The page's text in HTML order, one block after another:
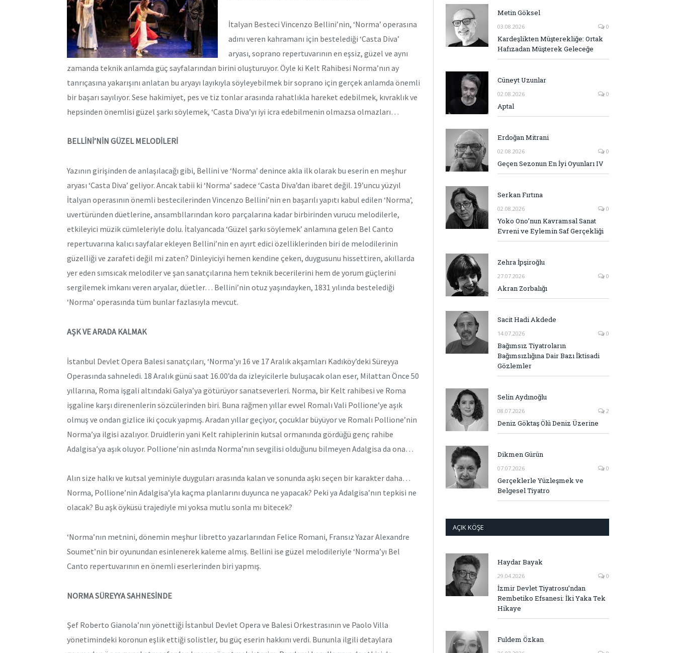
İtalyan Besteci Vincenzo Bellini’nin, ‘Norma’ operasına
adını veren kahramanı için bestelediği ‘Casta Diva’
aryası, soprano repertuvarının en eşsiz, güzel ve aynı
zamanda teknik anlamda güç sayfalarından birini oluşturuyor. Öyle ki Kelt Rahibesi Norma’nın ay
tanrıçasına yakarışını anlatan bu aryayı layıkıyla söyleyebilmek bir soprano için gerçek anlamda önemli
bir başarı sayılıyor. Sese hakimiyet, pes ve tiz tonlar arasında rahatlıkla hareket edebilmek, kıvraklık ve
hepsinden önemlisi güzel şarkı söylemek, ‘Casta Diva’yı iyi icra edebilmenin olmazsa olmazları…
BELLİNİ’NİN GÜZEL MELODİLERİ
Yazının girişinden de anlaşılacağı gibi, Bellini ve ‘Norma’ denince akla ilk olarak bu eserin en meşhur
aryası ‘Casta Diva’ geliyor. Ancak tabii ki ‘Norma’ sadece ‘Casta Diva’dan ibaret değil. 19’uncu yüzyıl
İtalyan operasının önemli bestecilerinden Vincenzo Bellini’nin en başarılı yapıtı kabul edilen ‘Norma’,
uvertüründen düetlerine, ansambllarından koro parçalarına kadar birbirinden vurucu melodilerle,
etkileyici müzik cümleleriyle dolu. İtalyancada ‘Güzel şarkı söylemek’ anlamına gelen Bel Canto
repertuvarına kalıcı sayfalar ekleyen Bellini’nin en ayırt edici özelliklerinden biri de melodilerinin
güzelliği ve zarafeti değil mi zaten? Dinleyiciyi hemen kendine çeken, duygusunu hissettiren, akıllarda
yer eden sımsıcak melodiler ve şan sanatçılarına hem teknik becerilerini hem de yorum güçlerini
sergilemek imkanı veren aryalar, düetler… Bellini’nin otuz yaşındayken, 1831 yılında bestelediği
‘Norma’ operasında tüm bunlar fazlasıyla mevcut.
AŞK VE ARADA KALMAK
İstanbul Devlet Opera Balesi sanatçıları, ‘Norma’yı 16 ve 17 Aralık akşamları Kadıköy’deki Süreyya
Operasında sahneledi. 18 Aralık günü saat 16.00’da da izleyicilerle buluşacak olan eser, Milattan Önce 50
yıllarına, Roma işgali altındaki Galya’ya götürüyor sanatseverleri. Norma, bir Kelt rahibesi ve Roma
işgaline karşı direnenlerin sözcülerinden biri. Buna rağmen yıllar evvel Romalı Vali Pollione’ye aşık
olmuş ve ondan gizlice iki çocuk yapmış. Aradan yıllar geçiyor, çocuklar büyüyor ve Romalı Pollione’nin
Norma’ya ilgisi azalıyor. Druidlerin yani Kelt rahiplerinin kutsal ormanında gördüğü genç rahibe
Adalgisa’ya aşık oluyor. Pollione’nin aslında Norma’nın sevgilisi olduğunu bilmeyen Adalgisa da ona…
Alın size halkı ve kutsal yeminiyle duyguları arasında kalan ve sonunda aşkı seçen bir karakter daha…
Norma, Pollione’nin Adalgisa’yla kaçma planlarını duyunca ne yapacak? Peki ya Adalgisa’nın tepkisi ne
olacak? Bu aşk öyküsü trajediyle mi yoksa mutlu sonla mı bitecek?
‘Norma’nın metnini, dönemin meşhur libretto yazarlarından Felice Romani, Fransız Yazar Alexandre
Soumet’nin bir oyunundan esinlenerek kaleme almış. Bellini ise güzel melodileriyle ‘Norma’yı Bel
Canto repertuvarının en önemli eserlerinden biri yapmış.
NORMA SÜREYYA SAHNESİNDE
Şef Roberto Gianola’nın yönettiği İstanbul Devlet Opera ve Balesi Orkestrasının ve Paolo Villa
yönetimindeki koronun eşlik ettiği solistler, bu güç eserin hakkını verdi. Bununla ilgili detaylara
Metin Göksel
03.08.2026 0
Kardeşlikten Müşterekliğe: Ortak
Hafızadan Müşterek Geleceğe
Cüneyt Uzunlar
02.08.2026 0
Aptal
Erdoğan Mitrani
02.08.2026 0
Geçen Sezonun En İyi Oyunları IV
Serkan Fırtına
02.08.2026 0
Yoko Ono’nun Kavramsal Sanat
Evreni ve Eylemin Saf Gerçekliği
Zehra İpşiroğlu
27.07.2026 0
Akran Zorbalığı
Sacit Hadi Akdede
14.07.2026 0
Bağımsız Tiyatroların
Bağımsızlığına Dair Bazı İktisadi
Gözlemler
Selin Aydınoğlu
08.07.2026 2
Deniz Göktaş Ölü Deniz Üzerine
Dikmen Gürün
07.07.2026 0
Gerçeklerle Yüzleşmek ve
Belgesel Tiyatro
AÇIK KÖŞE
Haydar Bayak
29.04.2026 0
İzmir Devlet Tiyatrosu’ndan
Rembetiko Efsanesi: İki Yaka Tek
Hikaye
Fuldem Özkan